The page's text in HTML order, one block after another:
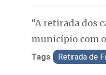
“A retirada dos
município com
Tags Retirada de